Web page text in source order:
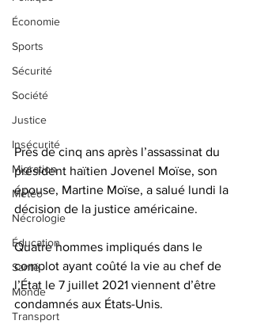
Économie
Sports
Sécurité
Société
Justice
Insécurité
Migration
Météo
Nécrologie
Éducation
Santé
Monde
Transport
Près de cinq ans après l’assassinat du
président haïtien Jovenel Moïse, son
épouse, Martine Moïse, a salué lundi la
décision de la justice américaine.
Quatre hommes impliqués dans le
complot ayant coûté la vie au chef de
l’État le 7 juillet 2021 viennent d’être
condamnés aux États-Unis.